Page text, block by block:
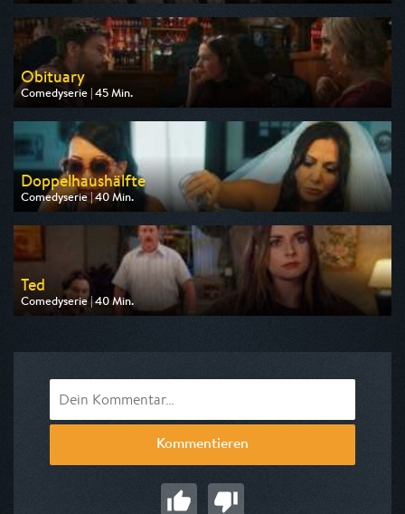
Ausgestrahlt von Pro 7 Maxx
am 08.08.2026, 20:15
Obituary
Comedyserie | 45 Min.
Ausgestrahlt von One
am 08.08.2026, 22:25
Doppelhaushälfte
Comedyserie | 40 Min.
Ausgestrahlt von ZDF neo
am 11.08.2026, 21:45
Ted
Comedyserie | 40 Min.
Ausgestrahlt von Pro 7
Kommentieren